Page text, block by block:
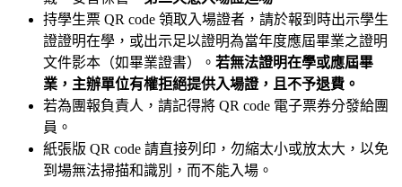
持學生票 QR code 領取入場證者，請於報到時出示學生
證證明在學，或出示足以證明為當年度應屆畢業之證明
文件影本（如畢業證書）。 若無法證明在學或應屆畢
業，主辦單位有權拒絕提供入場證，且不予退費。
若為團報負責人，請記得將 QR code 電子票券分發給團
員。
紙張版 QR code 請直接列印，勿縮太小或放太大，以免
到場無法掃描和識別，而不能入場。